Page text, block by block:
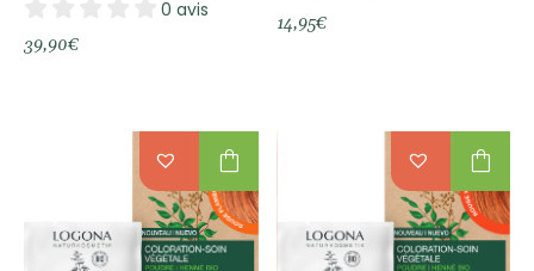
0 avis
39,90€
14,95€
shopping_bag shopping_bag